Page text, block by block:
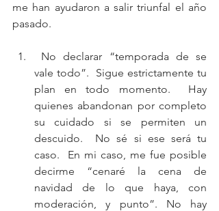
me han ayudaron a salir triunfal el año
pasado.
vale todo”.  Sigue estrictamente tu
plan en todo momento.  Hay
quienes abandonan por completo
su cuidado si se permiten un
descuido.  No sé si ese será tu
caso.  En mi caso, me fue posible
decirme “cenaré la cena de
navidad de lo que haya, con
moderación, y punto”. No hay